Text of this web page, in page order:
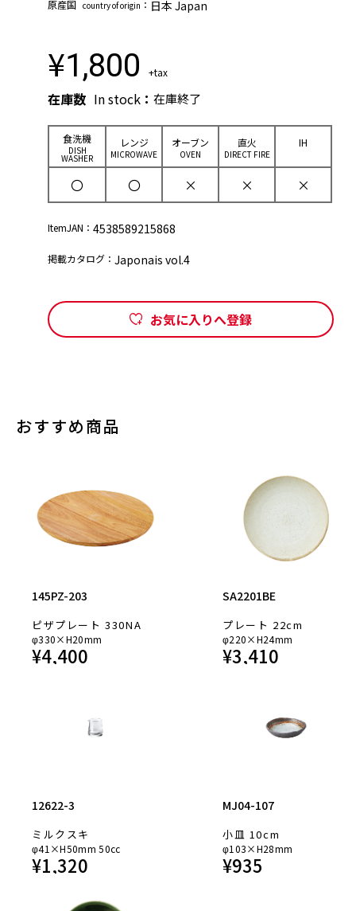
原産国 country of origin ： 日本 Japan
¥1,800 +tax
在庫数 In stock ： 在庫終了
⾷洗機
DISH
WASHER
レンジ
MICROWAVE
オーブン
OVEN
直⽕
DIRECT FIRE
IH
〇 〇 × × ×
ItemJAN： 4538589215868
掲載カタログ： Japonais vol.4
お気に入りへ登録
おすすめ商品
145PZ-203
ピザプレート 330NA
φ330×H20mm
¥4,400
SA2201BE
プレート 22cm
φ220×H24mm
¥3,410
12622-3
ミルクスキ
φ41×H50mm 50cc
¥1,320
MJ04-107
小皿 10cm
φ103×H28mm
¥935